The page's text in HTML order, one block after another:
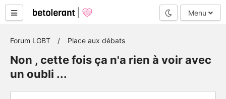
Mode nuit
Menu
Forum LGBT Place aux débats
Non , cette fois ça n'a rien à voir avec
un oubli ...